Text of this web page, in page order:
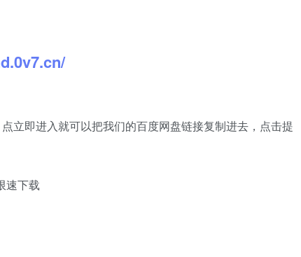
立即进入就可以把我们的百度网盘链接复制进去，点击提